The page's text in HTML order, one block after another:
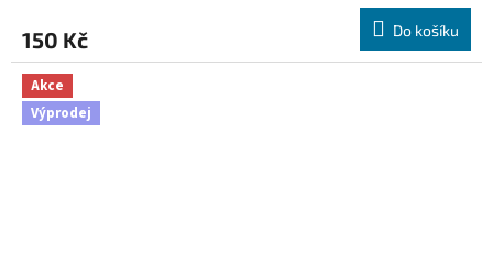
150 Kč Do košíku
Akce
Výprodej